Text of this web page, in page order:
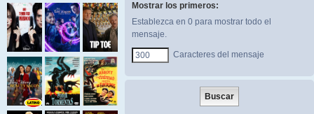
Mostrar los primeros:
Establezca en 0 para mostrar todo el
mensaje.
Caracteres del mensaje